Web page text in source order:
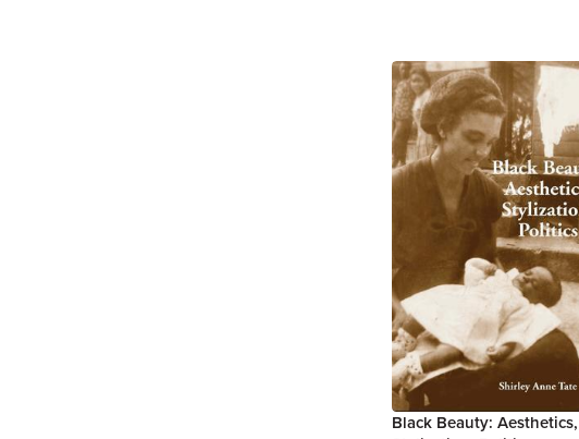
Black Beauty: Aesthetics,